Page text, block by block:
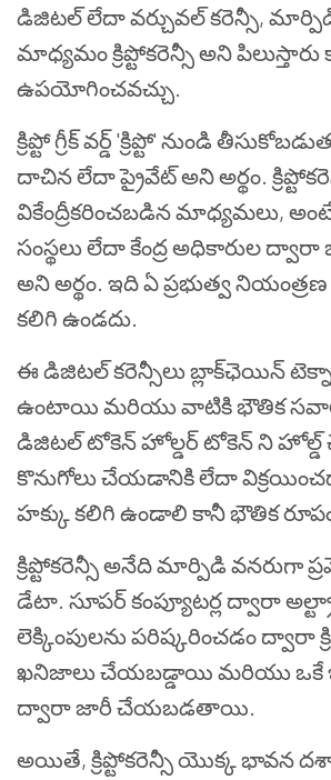
డిజిటల్ లేదా వర్చువల్ కరెన్సీ,
మాధ్యమం క్రిప్టోకరెన్సీ అని పిలుస్తారు
ఉపయోగించవచ్చు.
క్రిప్టో గ్రీక్ వర్డ్ 'క్రిప్టో' నుండి
దాచిన లేదా ప్రైవేట్ అని అర్థం.
వికేంద్రీకరించబడిన మాధ్యమలు, అంటే
సంస్థలు లేదా కేంద్ర అధికారుల
అని అర్థం. ఇది ఏ ప్రభుత్వ
కలిగి ఉండదు.
ఈ డిజిటల్ కరెన్సీలు బ్లాక్‌ఛెయిన్
ఉంటాయి మరియు వాటికి భౌతిక
డిజిటల్ టోకెన్ హోల్డర్ టోకెన్ ని
కొనుగోలు చేయడానికి లేదా
హక్కు కలిగి ఉండాలి కానీ భౌతిక
క్రిప్టోకరెన్సీ అనేది మార్పిడి వనరుగా
డేటా. సూపర్ కంప్యూటర్ల ద్వారా
లెక్కింపులను పరిష్కరించడం ద్వారా
ఖనిజాలు చేయబడ్డాయి మరియు ఒకే
ద్వారా జారీ చేయబడతాయి.
అయితే, క్రిప్టోకరెన్సీ యొక్క భావన